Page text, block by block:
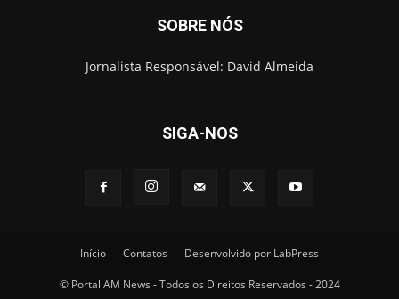
SOBRE NÓS
Jornalista Responsável: David Almeida
SIGA-NOS
Início Contatos Desenvolvido por LabPress
© Portal AM News - Todos os Direitos Reservados - 2024